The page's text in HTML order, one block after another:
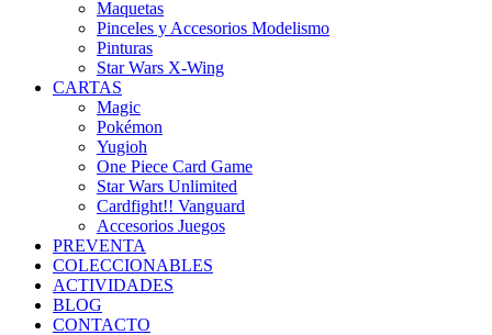
Maquetas
Pinceles y Accesorios Modelismo
Pinturas
Star Wars X-Wing
CARTAS
Magic
Pokémon
Yugioh
One Piece Card Game
Star Wars Unlimited
Cardfight!! Vanguard
Accesorios Juegos
PREVENTA
COLECCIONABLES
ACTIVIDADES
BLOG
CONTACTO